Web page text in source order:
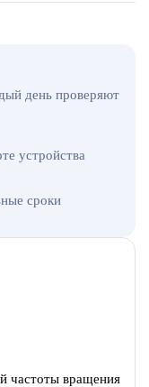
день проверяют
устройства
сроки
частоты вращения